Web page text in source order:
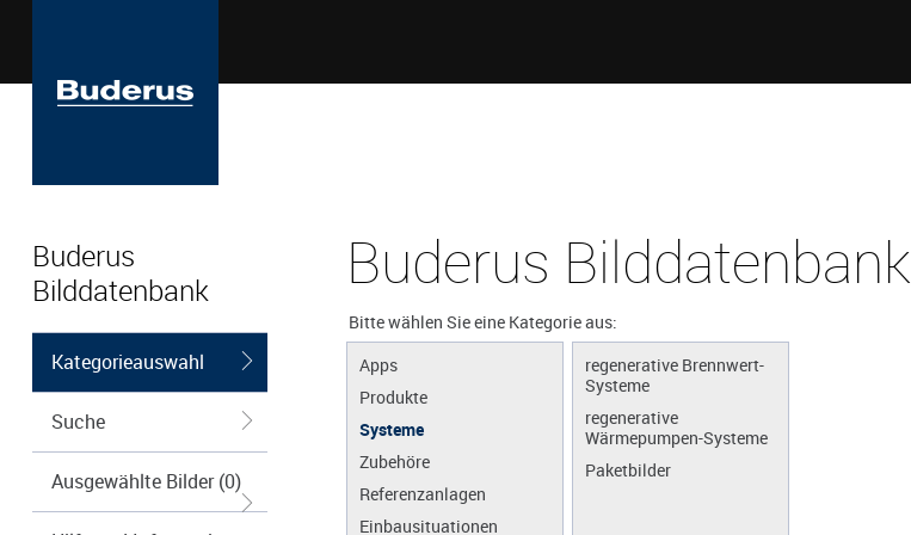
Buderus
Bilddatenbank
Kategorieauswahl
Suche
Ausgewählte Bilder (0)
Buderus Bilddatenbank
Bitte wählen Sie eine Kategorie aus:
Apps
Produkte
Systeme
Zubehöre
Referenzanlagen
Einbausituationen
regenerative Brennwert-
Systeme
regenerative
Wärmepumpen-Systeme
Paketbilder